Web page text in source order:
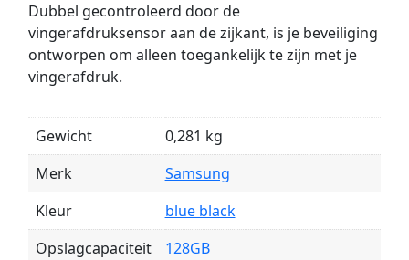
Dubbel gecontroleerd door de
vingerafdruksensor aan de zijkant, is je beveiliging
ontworpen om alleen toegankelijk te zijn met je
vingerafdruk.
Gewicht
0,281 kg
Merk
Samsung
Kleur
blue black
Opslagcapaciteit
128GB